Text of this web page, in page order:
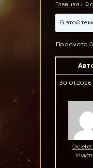
Главная ›
В этой
Просмотр 0
30.01.2026